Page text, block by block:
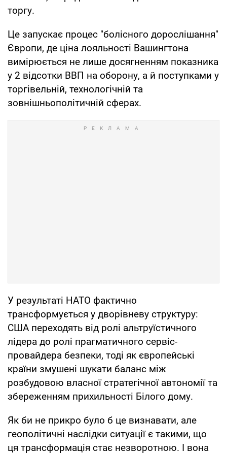
торгу.
Це запускає процес "болісного дорослішання"
Європи, де ціна лояльності Вашингтона
вимірюється не лише досягненням показника
у 2 відсотки ВВП на оборону, а й поступками у
торгівельній, технологічній та
зовнішньополітичній сферах.
У результаті НАТО фактично
трансформується у дворівневу структуру:
США переходять від ролі альтруїстичного
лідера до ролі прагматичного сервіс-
провайдера безпеки, тоді як європейські
країни змушені шукати баланс між
розбудовою власної стратегічної автономії та
збереженням прихильності Білого дому.
Як би не прикро було б це визнавати, але
геополітичні наслідки ситуації є такими, що
ця трансформація стає незворотною. І вона